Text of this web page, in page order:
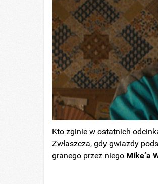
Kto zginie w ostatnich
Zwłaszcza, gdy gwiazdy
granego przez niego Mike’a